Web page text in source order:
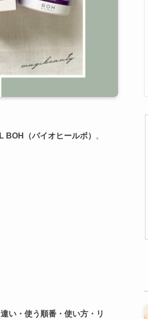
BOH（バイオヒールボ） 。
違い・使う順番・使い方・リ